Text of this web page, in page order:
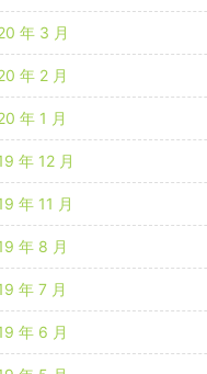
年 3 月
年 2 月
年 1 月
年 12 月
年 11 月
年 8 月
年 7 月
年 6 月